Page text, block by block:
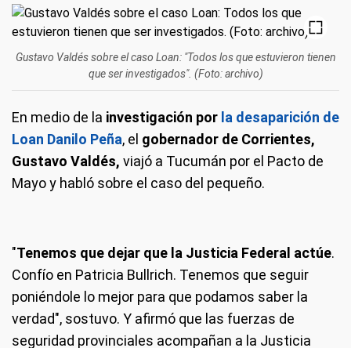
Gustavo Valdés sobre el caso Loan: "Todos los que estuvieron tienen
que ser investigados". (Foto: archivo)
En medio de la investigación por la desaparición de
Loan Danilo Peña, el gobernador de Corrientes,
Gustavo Valdés, viajó a Tucumán por el Pacto de
Mayo y habló sobre el caso del pequeño.
"Tenemos que dejar que la Justicia Federal actúe.
Confío en Patricia Bullrich. Tenemos que seguir
poniéndole lo mejor para que podamos saber la
verdad", sostuvo. Y afirmó que las fuerzas de
seguridad provinciales acompañan a la Justicia